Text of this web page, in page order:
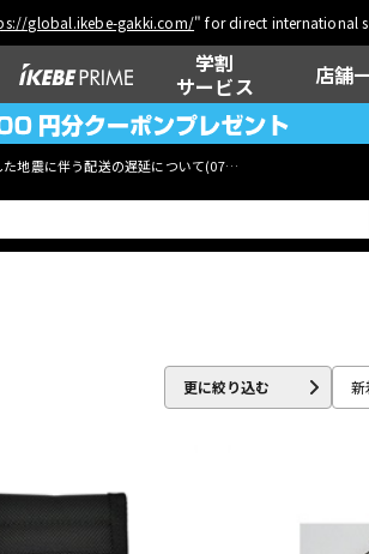
global.ikebe-gakki.com/" for direct international
学割
サービス
店舗
た地震に伴う配送の遅延について(07月29日
更に絞り込む 新